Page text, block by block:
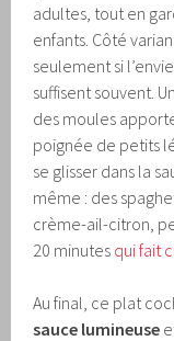
adultes, tout en
enfants. Côté
seulement si
suffisent souvent.
des moules
poignée de petits
se glisser dans la
même : des
crème-ail-citron,
20 minutes qui fait
Au final, ce plat
sauce lumineuse